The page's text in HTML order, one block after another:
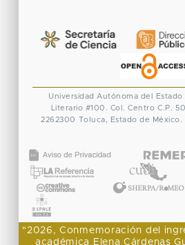
Universidad Autónoma del Estado
Literario #100. Col. Centro C.P.
2262300 Toluca, Estado de México.
"2026, Conmemoración del
académica Elena Cárdenas